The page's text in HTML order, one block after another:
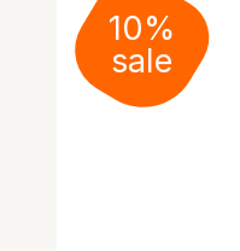
10%
sale